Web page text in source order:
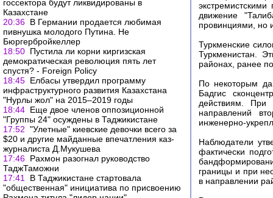
госсектора будут ликвидированы в
Казахстане
20:36 В Германии продается любимая
пивнушка молодого Путина. Не
Бюргербройкеллер
18:50 Пустила ли корни киргизская
демократическая революция пять лет
спустя? - Foreign Policy
18:45 Елбасы утвердил программу
инфраструктурного развития Казахстана
"Нурлы жол" на 2015–2019 годы
18:44 Еще двое членов оппозиционной
"Группы 24" осуждены в Таджикистане
17:52 "Улетные" киевские девочки всего за
$20 и другие майданные впечатления каз-
журналиста Д.Мукушева
17:46 Рахмон разогнал руководство
ТаджТаможни
17:41
В Таджикистане стартовала
"общественная" инициатива по присвоению
движение
провинциями, но
Туркменские
Туркменистан.
районах, ранее
По некоторым
Бадгис
действиям. При
направлений
инженерно-
Наблюдатели
фактически
границы и при
в направлении